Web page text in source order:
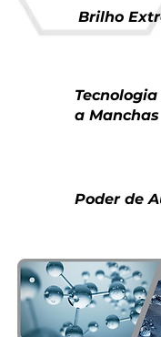
Brilho
a Manchas
Poder de